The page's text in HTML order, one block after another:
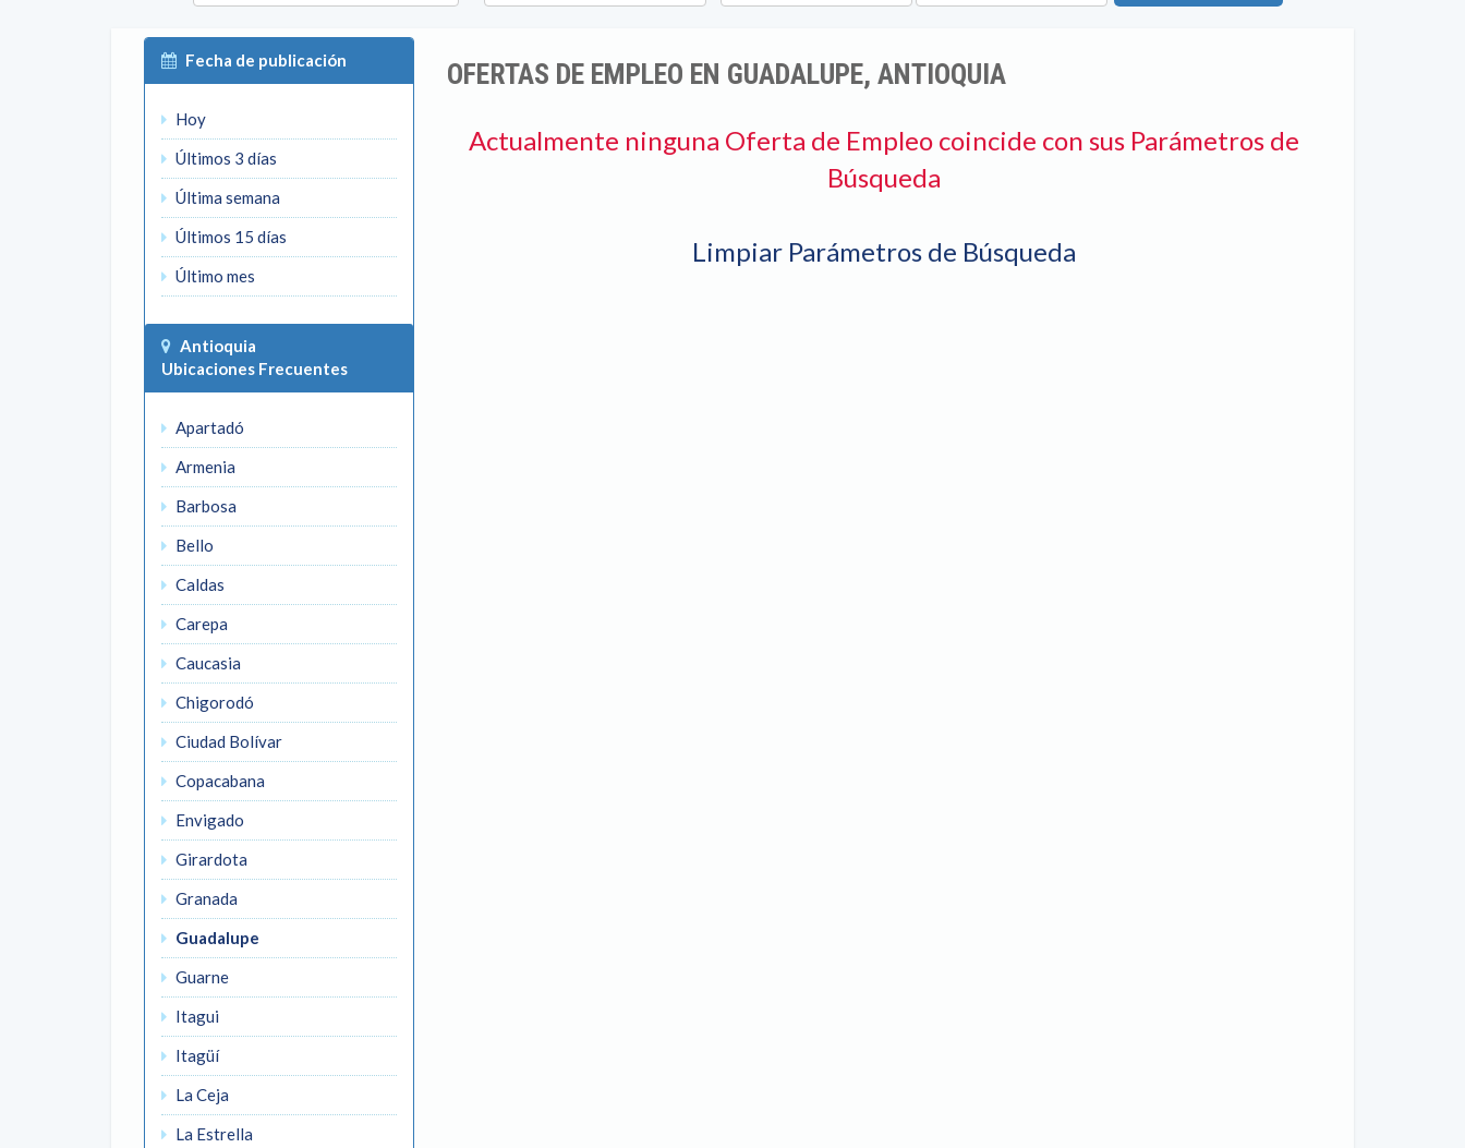
Fecha de publicación
Hoy
Últimos 3 días
Última semana
Últimos 15 días
Último mes
Antioquia
Ubicaciones Frecuentes
Apartadó
Armenia
Barbosa
Bello
Caldas
Carepa
Caucasia
Chigorodó
Ciudad Bolívar
Copacabana
Envigado
Girardota
Granada
Guadalupe
Guarne
Itagui
Itagüí
La Ceja
La Estrella
OFERTAS DE EMPLEO EN GUADALUPE, ANTIOQUIA
Actualmente ninguna Oferta de Empleo coincide con sus Parámetros de
Búsqueda
Limpiar Parámetros de Búsqueda